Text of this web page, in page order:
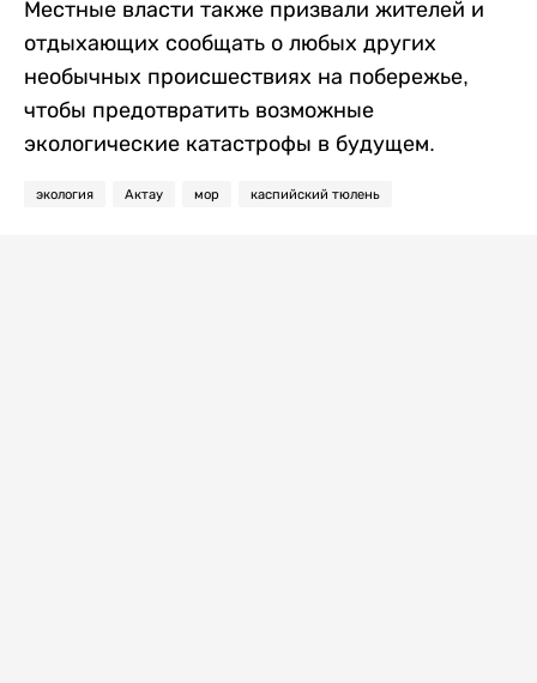
Местные власти также призвали жителей и
отдыхающих сообщать о любых других
необычных происшествиях на побережье,
чтобы предотвратить возможные
экологические катастрофы в будущем.
экология Актау мор каспийский тюлень